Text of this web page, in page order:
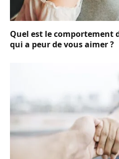
Quel est le comportement
qui a peur de vous aimer ?